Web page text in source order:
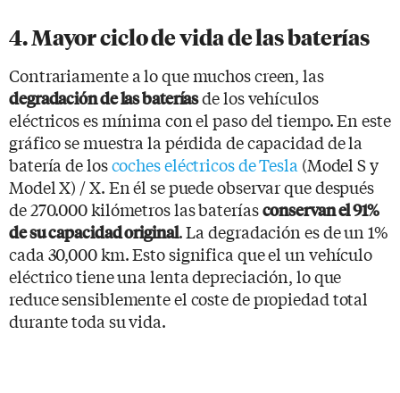
4. Mayor ciclo de vida de las baterías
Contrariamente a lo que muchos creen, las
degradación de las bateríasde los vehículos
eléctricos es mínima con el paso del tiempo. En este
gráfico se muestra la pérdida de capacidad de la
batería de loscoches eléctricos de Tesla (Model S y
Model X) / X. En él se puede observar que después
de 270.000 kilómetros las bateríasconservan el 91%
de su capacidad original. La degradación es de un 1%
cada 30,000 km. Esto significa que el un vehículo
eléctrico tiene una lenta depreciación, lo que
reduce sensiblemente el coste de propiedad total
durante toda su vida.